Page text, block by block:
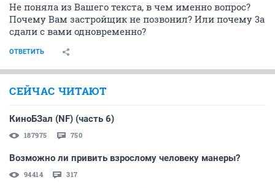
Не поняла из Вашего текста, в чем именно вопрос?
Почему Вам застройщик не позвонил? Или почему 3а
сдали с вами одновременно?
ОТВЕТИТЬ
СЕЙЧАС ЧИТАЮТ
КиноБЗал (NF) (часть 6)
187975 750
Возможно ли привить взрослому человеку манеры?
94414 317